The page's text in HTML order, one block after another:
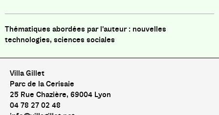
nouvelles
technologies, sciences sociales
Villa Gillet
Parc de la Cerisaie
25 Rue Chazière, 69004 Lyon
04 78 27 02 48